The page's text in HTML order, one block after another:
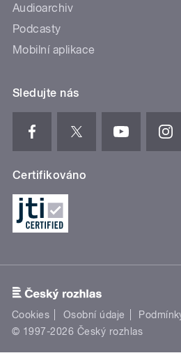
Audioarchiv
Podcasty
Mobilní aplikace
Sledujte nás
Certifikováno
Cookies Osobní údaje
© 1997-2026 Český rozhlas